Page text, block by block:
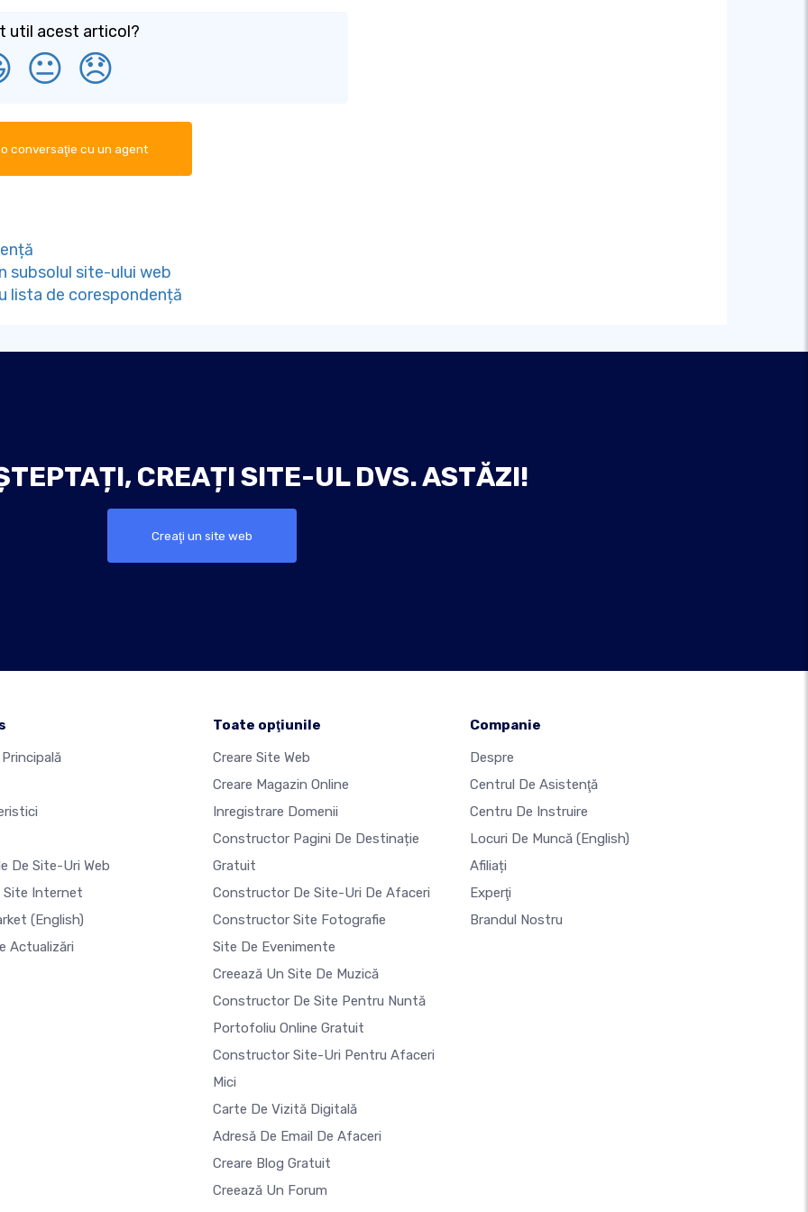
util acest articol?
😐 😞
conversaţie cu un agent
subsolul site-ului web
lista de corespondență
CREAȚI SITE-UL DVS. ASTĂZI!
Creaţi un site web
De Site-Uri Web
Site Internet
(English)
Actualizări
Toate opţiunile
Creare Site Web
Creare Magazin Online
Inregistrare Domenii
Constructor Pagini De Destinație
Gratuit
Constructor De Site-Uri De Afaceri
Constructor Site Fotografie
Site De Evenimente
Creează Un Site De Muzică
Constructor De Site Pentru Nuntă
Portofoliu Online Gratuit
Constructor Site-Uri Pentru Afaceri
Mici
Carte De Vizită Digitală
Adresă De Email De Afaceri
Creare Blog Gratuit
Creează Un Forum
Companie
Despre
Centrul De Asistenţă
Centru De Instruire
Locuri De Muncă (English)
Afiliați
Experţi
Brandul Nostru